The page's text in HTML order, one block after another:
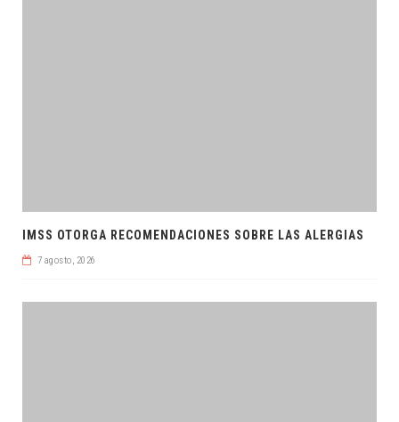
IMSS OTORGA RECOMENDACIONES SOBRE LAS ALERGIAS
7 agosto, 2026